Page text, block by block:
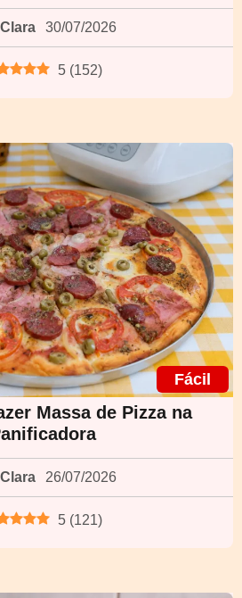
30/07/2026
5 (152)
Fácil
Massa de Pizza na
26/07/2026
5 (121)